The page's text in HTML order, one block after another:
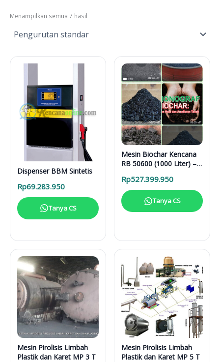
Menampilkan semua 7 hasil
Dispenser BBM Sintetis
Rp69.283.950
Tanya CS
Mesin Biochar Kencana
RB 50600 (1000 Liter) –
Lengkap
Rp527.399.950
Tanya CS
Mesin Pirolisis Limbah
Plastik dan Karet MP 3 T
Mesin Pirolisis Limbah
Plastik dan Karet MP 5 T